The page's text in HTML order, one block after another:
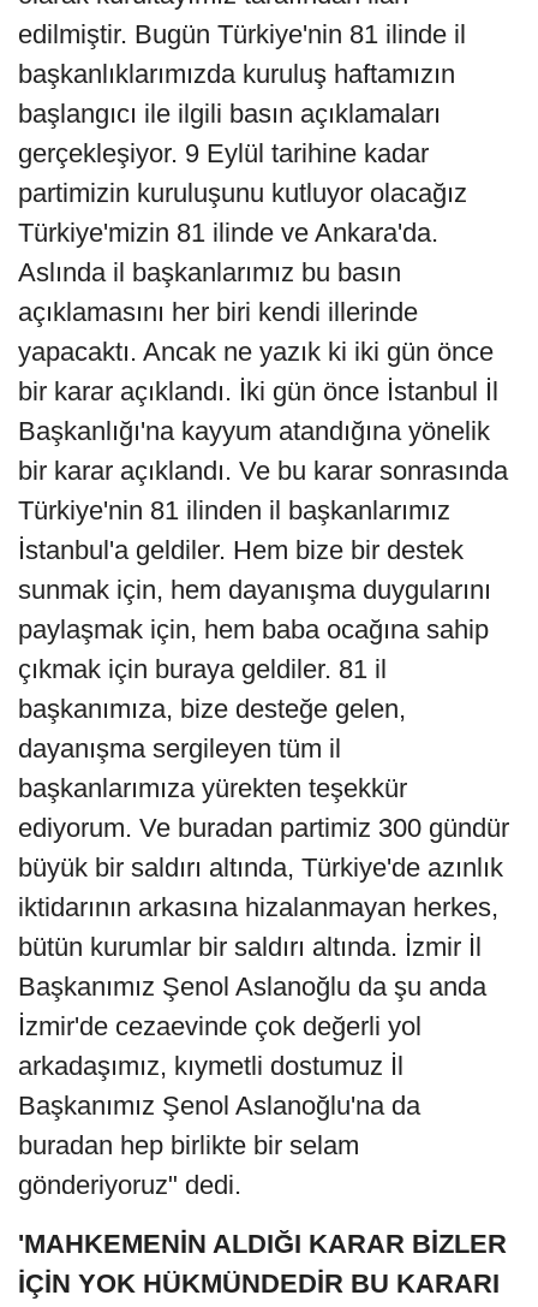
edilmiştir. Bugün Türkiye'nin 81 ilinde il
başkanlıklarımızda kuruluş haftamızın
başlangıcı ile ilgili basın açıklamaları
gerçekleşiyor. 9 Eylül tarihine kadar
partimizin kuruluşunu kutluyor olacağız
Türkiye'mizin 81 ilinde ve Ankara'da.
Aslında il başkanlarımız bu basın
açıklamasını her biri kendi illerinde
yapacaktı. Ancak ne yazık ki iki gün önce
bir karar açıklandı. İki gün önce İstanbul İl
Başkanlığı'na kayyum atandığına yönelik
bir karar açıklandı. Ve bu karar sonrasında
Türkiye'nin 81 ilinden il başkanlarımız
İstanbul'a geldiler. Hem bize bir destek
sunmak için, hem dayanışma duygularını
paylaşmak için, hem baba ocağına sahip
çıkmak için buraya geldiler. 81 il
başkanımıza, bize desteğe gelen,
dayanışma sergileyen tüm il
başkanlarımıza yürekten teşekkür
ediyorum. Ve buradan partimiz 300 gündür
büyük bir saldırı altında, Türkiye'de azınlık
iktidarının arkasına hizalanmayan herkes,
bütün kurumlar bir saldırı altında. İzmir İl
Başkanımız Şenol Aslanoğlu da şu anda
İzmir'de cezaevinde çok değerli yol
arkadaşımız, kıymetli dostumuz İl
Başkanımız Şenol Aslanoğlu'na da
buradan hep birlikte bir selam
gönderiyoruz" dedi.
'MAHKEMENİN ALDIĞI KARAR BİZLER
İÇİN YOK HÜKMÜNDEDİR BU KARARI